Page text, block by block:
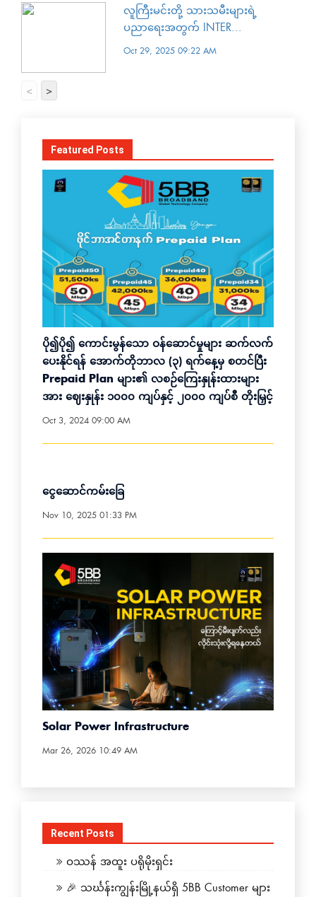
လူကြီးမင်းတို့ သားသမီးများရဲ့
ပညာရေးအတွက် INTER...
Oct 29, 2025 09:22 AM
< >
Featured Posts
ပို၍ပို၍ ကောင်းမွန်သော ဝန်ဆောင်မှုများ ဆက်လက်
ပေးနိုင်ရန် အောက်တိုဘာလ (၃) ရက်နေ့မှ စတင်ပြီး
Prepaid Plan များ၏ လစဉ်ကြေးနှုန်းထားများ
အား ဈေးနှုန်း ၁၀၀၀ ကျပ်နှင့် ၂၀၀၀ ကျပ်စီ တိုးမြှင့်
Oct 3, 2024 09:00 AM
ငွေဆောင်ကမ်းခြေ
Nov 10, 2025 01:33 PM
Solar Power Infrastructure
Mar 26, 2026 10:49 AM
Recent Posts
ဝဿန် အထူး ပရိုမိုးရှင်း
🎉 သင်္ဃန်းကျွန်းမြို့နယ်ရှိ 5BB Customer များ